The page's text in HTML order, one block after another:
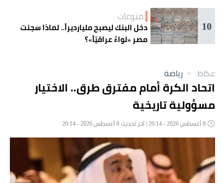
10
منوعات
دخل البنك ليصبح مليارديراً.. لماذا سجنت
مصر «لواءً عراقيّاً»؟
عكاظ > رياضة
اتحاد الكرة أمام مفترق طرق.. الاختيار
مسؤولية تاريخية